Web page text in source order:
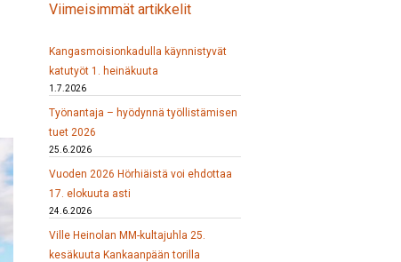
Viimeisimmät artikkelit
Kangasmoisionkadulla käynnistyvät
katutyöt 1. heinäkuuta
1.7.2026
Työnantaja – hyödynnä työllistämisen
tuet 2026
25.6.2026
Vuoden 2026 Hörhiäistä voi ehdottaa
17. elokuuta asti
24.6.2026
Ville Heinolan MM-kultajuhla 25.
kesäkuuta Kankaanpään torilla